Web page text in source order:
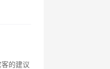
的建议